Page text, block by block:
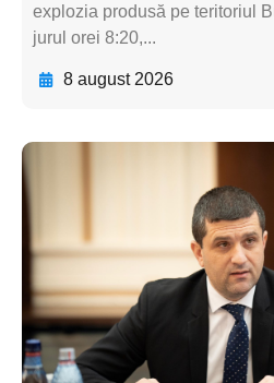
explozia produsă pe teritoriul
jurul orei 8:20,...
8 august 2026
Adaugă aici
textul pentru
textul pentru